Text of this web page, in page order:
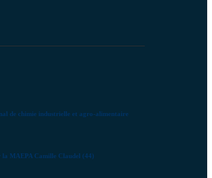
de chimie industrielle et agro-alimentaire
la MAEPA Camille Claudel (44)